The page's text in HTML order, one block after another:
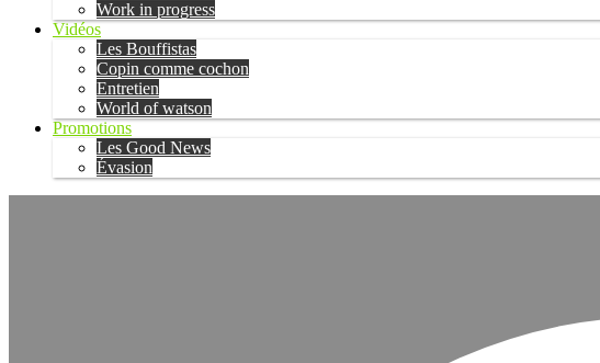
Work in progress
Vidéos
Les Bouffistas
Copin comme cochon
Entretien
World of watson
Promotions
Les Good News
Évasion